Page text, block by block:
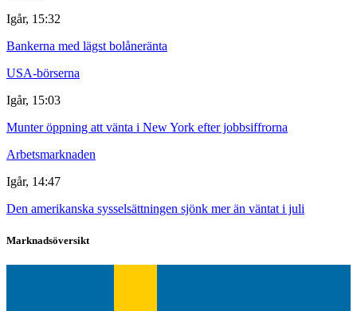
Igår, 15:32
Bankerna med lägst bolåneränta
USA-börserna
Igår, 15:03
Munter öppning att vänta i New York efter jobbsiffrorna
Arbetsmarknaden
Igår, 14:47
Den amerikanska sysselsättningen sjönk mer än väntat i juli
Marknadsöversikt